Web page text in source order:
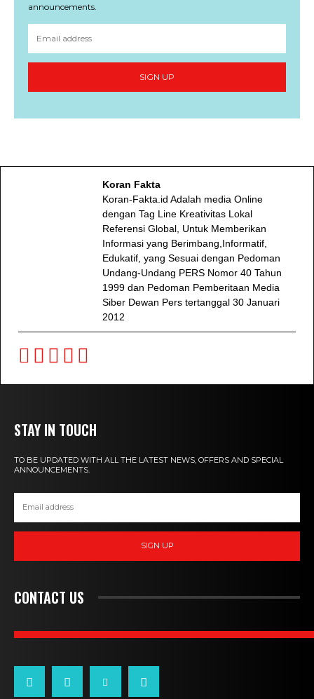
announcements.
SIGN UP
Koran Fakta
Koran-Fakta.id Adalah media Online
dengan Tag Line Kreativitas Lokal
Referensi Global, Untuk Memberikan
Informasi yang Berimbang,Informatif,
Edukatif, yang Sesuai dengan Pedoman
Undang-Undang PERS Nomor 40 Tahun
1999 dan Pedoman Pemberitaan Media
Siber Dewan Pers tertanggal 30 Januari
2012
STAY IN TOUCH
TO BE UPDATED WITH ALL THE LATEST NEWS, OFFERS AND SPECIAL
ANNOUNCEMENTS.
SIGN UP
CONTACT US